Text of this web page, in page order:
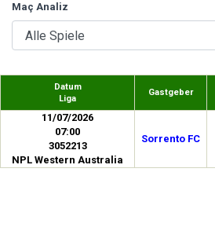
Maç Analiz
Datum
Liga
Gastgeber
11/07/2026
07:00
3052213
NPL Western Australia
Sorrento FC